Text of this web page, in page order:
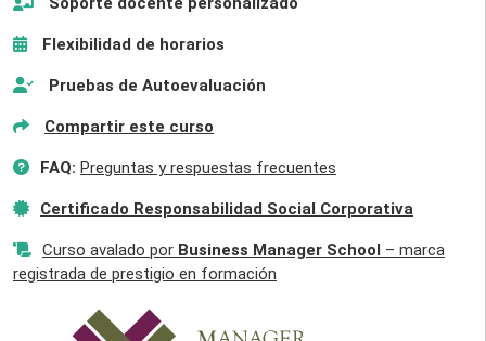
Flexibilidad de horarios
Pruebas de Autoevaluación
Compartir este curso
FAQ: Preguntas y respuestas frecuentes
Certificado Responsabilidad Social Corporativa
Curso avalado por Business Manager School – marca
registrada de prestigio en formación